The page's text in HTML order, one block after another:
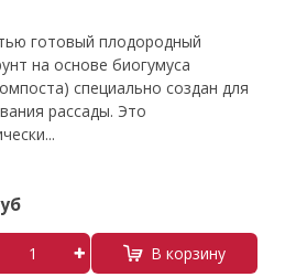
готовый плодородный
на основе биогумуса
специально создан для
рассады. Это
В корзину